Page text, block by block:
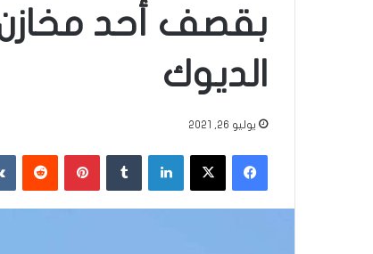
بقصف أحد
الديوك
يوليو 26, 2021
فيسبوك ‫X لينكدإن بينتيريست